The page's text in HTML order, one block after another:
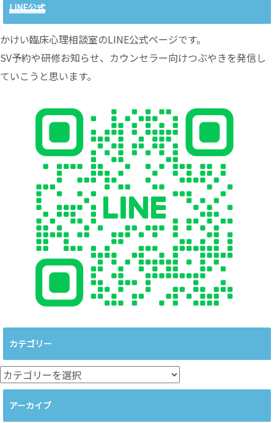
LINE公式
かけい臨床心理相談室のLINE公式ページです。
SV予約や研修お知らせ、カウンセラー向けつぶやきを発信し
ていこうと思います。
カテゴリー
カ
テ
アーカイブ